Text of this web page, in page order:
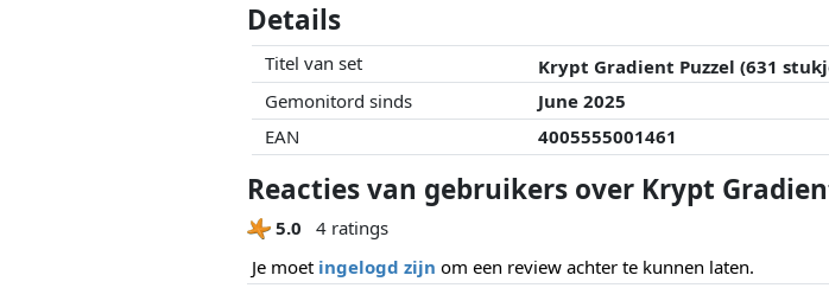
geen enkele invoed op. Alleen bij gelijke prijzen kunnen historische prestaties de
Details
Titel van set
Krypt Gradient Puzzel (631
Gemonitord sinds
June 2025
EAN
4005555001461
Reacties van gebruikers over Krypt
5.0
4 ratings
Je moet ingelogd zijn om een review achter te kunnen laten.